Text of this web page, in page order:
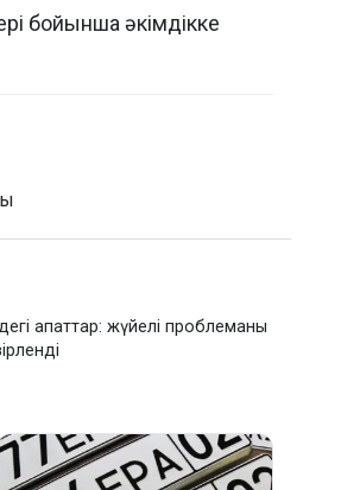
бойынша әкімдікке
апаттар: жүйелі проблеманы